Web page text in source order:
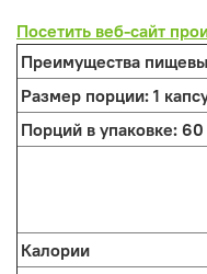
Посетить веб-сайт
Преимущества
Размер порции: 1
Порций в упаковке: 60
Калории